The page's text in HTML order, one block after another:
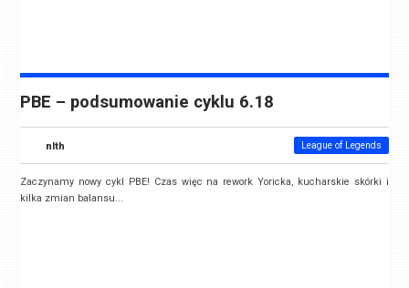
PBE – podsumowanie cyklu 6.18
nlth League of Legends
Zaczynamy nowy cykl PBE! Czas więc na rework Yoricka, kucharskie skórki i
kilka zmian balansu...